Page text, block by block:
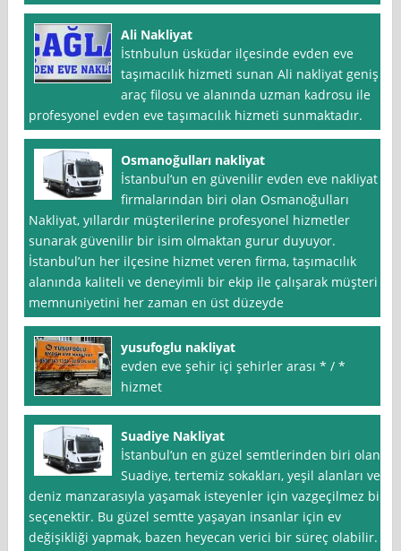
Ali Nakliyat
İstnbulun üsküdar ilçesinde evden eve
taşımacılık hizmeti sunan Ali nakliyat geniş
araç filosu ve alanında uzman kadrosu ile
profesyonel evden eve taşımacılık hizmeti sunmaktadır.
Osmanoğulları nakliyat
İstanbul‘un en güvenilir evden eve nakliyat
firmalarından biri olan Osmanoğulları
Nakliyat, yıllardır müşterilerine profesyonel hizmetler
sunarak güvenilir bir isim olmaktan gurur duyuyor.
İstanbul’un her ilçesine hizmet veren firma, taşımacılık
alanında kaliteli ve deneyimli bir ekip ile çalışarak müşteri
memnuniyetini her zaman en üst düzeyde
yusufoglu nakliyat
evden eve şehir içi şehirler arası * / *
hizmet
Suadiye Nakliyat
İstanbul‘un en güzel semtlerinden biri olan
Suadiye, tertemiz sokakları, yeşil alanları ve
deniz manzarasıyla yaşamak isteyenler için vazgeçilmez bir
seçenektir. Bu güzel semtte yaşayan insanlar için ev
değişikliği yapmak, bazen heyecan verici bir süreç olabilir.